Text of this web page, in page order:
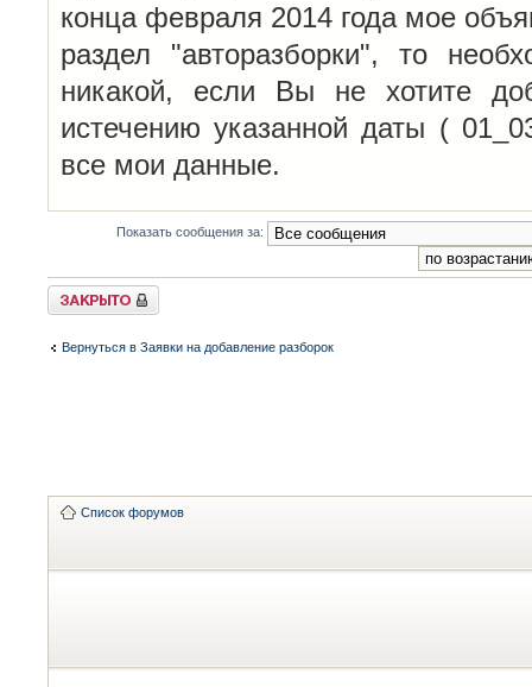
конца февраля 2014 года мое
раздел "авторазборки", то
никакой, если Вы не хотите
истечению указанной даты (
все мои данные.
Показать сообщения за:
Закрыто
Вернуться в Заявки на добавление разборок
Список форумов